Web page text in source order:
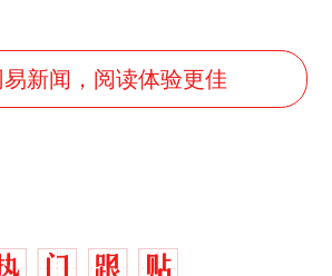
新闻，阅读体验更佳